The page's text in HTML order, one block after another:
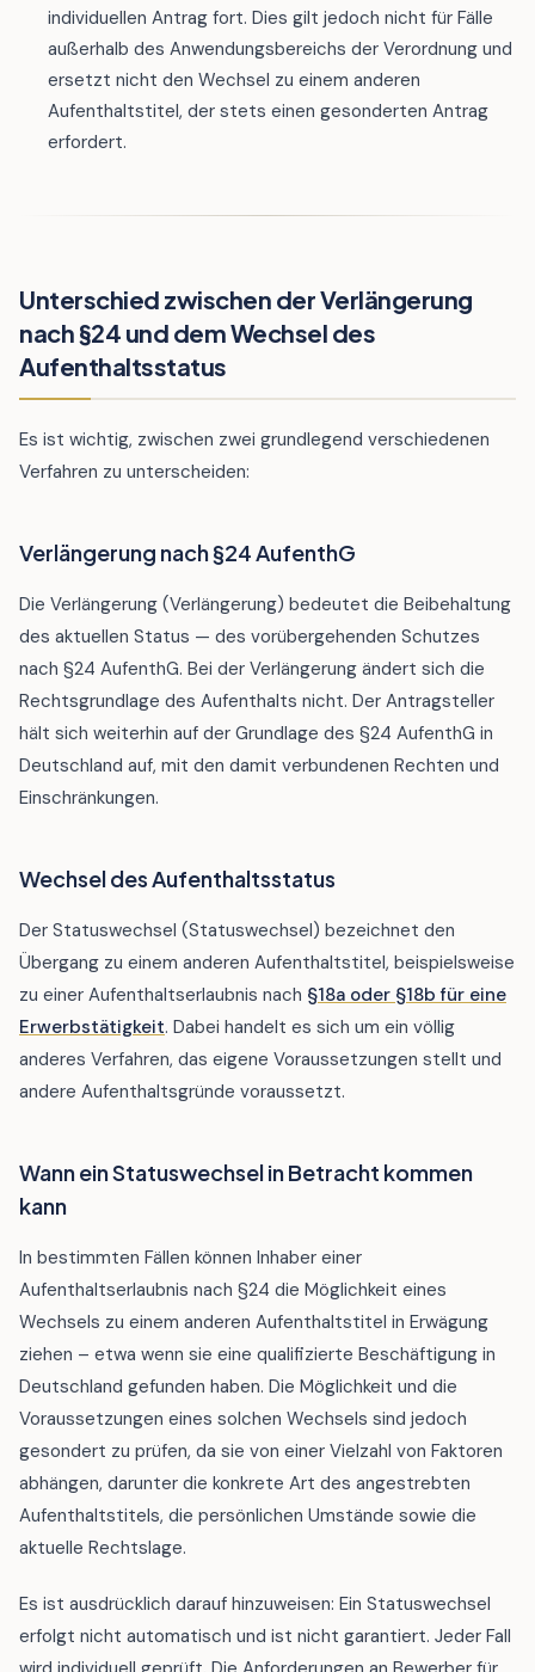
individuellen Antrag fort. Dies gilt jedoch nicht für Fälle
außerhalb des Anwendungsbereichs der Verordnung und
ersetzt nicht den Wechsel zu einem anderen
Aufenthaltstitel, der stets einen gesonderten Antrag
erfordert.
Unterschied zwischen der Verlängerung
nach §24 und dem Wechsel des
Aufenthaltsstatus
Es ist wichtig, zwischen zwei grundlegend verschiedenen
Verfahren zu unterscheiden:
Verlängerung nach §24 AufenthG
Die Verlängerung (Verlängerung) bedeutet die Beibehaltung
des aktuellen Status — des vorübergehenden Schutzes
nach §24 AufenthG. Bei der Verlängerung ändert sich die
Rechtsgrundlage des Aufenthalts nicht. Der Antragsteller
hält sich weiterhin auf der Grundlage des §24 AufenthG in
Deutschland auf, mit den damit verbundenen Rechten und
Einschränkungen.
Wechsel des Aufenthaltsstatus
Der Statuswechsel (Statuswechsel) bezeichnet den
Übergang zu einem anderen Aufenthaltstitel, beispielsweise
zu einer Aufenthaltserlaubnis nach §18a oder §18b für eine
Erwerbstätigkeit. Dabei handelt es sich um ein völlig
anderes Verfahren, das eigene Voraussetzungen stellt und
andere Aufenthaltsgründe voraussetzt.
Wann ein Statuswechsel in Betracht kommen
kann
In bestimmten Fällen können Inhaber einer
Aufenthaltserlaubnis nach §24 die Möglichkeit eines
Wechsels zu einem anderen Aufenthaltstitel in Erwägung
ziehen – etwa wenn sie eine qualifizierte Beschäftigung in
Deutschland gefunden haben. Die Möglichkeit und die
Voraussetzungen eines solchen Wechsels sind jedoch
gesondert zu prüfen, da sie von einer Vielzahl von Faktoren
abhängen, darunter die konkrete Art des angestrebten
Aufenthaltstitels, die persönlichen Umstände sowie die
aktuelle Rechtslage.
Es ist ausdrücklich darauf hinzuweisen: Ein Statuswechsel
erfolgt nicht automatisch und ist nicht garantiert. Jeder Fall